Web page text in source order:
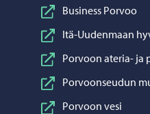
Business Porvoo
Itä-Uudenmaan
Porvoon ateria- ja
Porvoonseudun
Porvoon vesi